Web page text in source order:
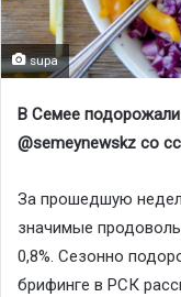
supa
В Семее
@semeynewskz со
За прошедшую
значимые
0,8%. Сезонно
брифинге в РСК